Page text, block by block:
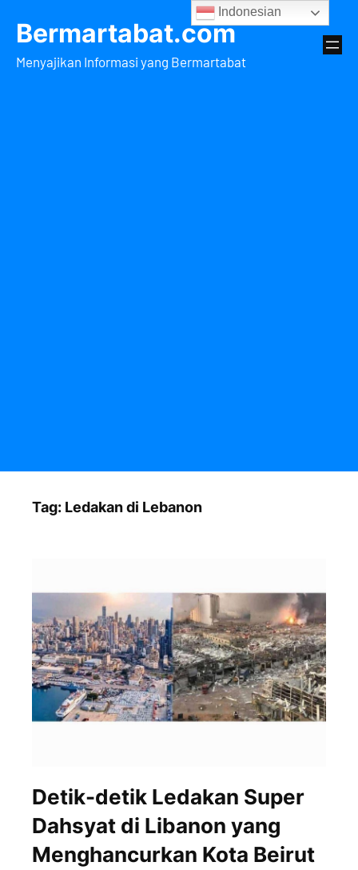
Bermartabat.com
Menyajikan Informasi yang Bermartabat
Tag: Ledakan di Lebanon
Detik-detik Ledakan Super
Dahsyat di Libanon yang
Menghancurkan Kota Beirut
Indonesian